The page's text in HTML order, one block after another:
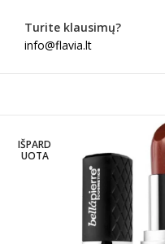
Turite klausimų?
info@flavia.lt
IŠPARD
UOTA